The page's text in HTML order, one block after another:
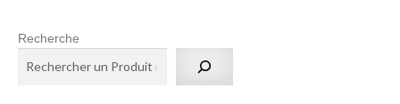
Recherche